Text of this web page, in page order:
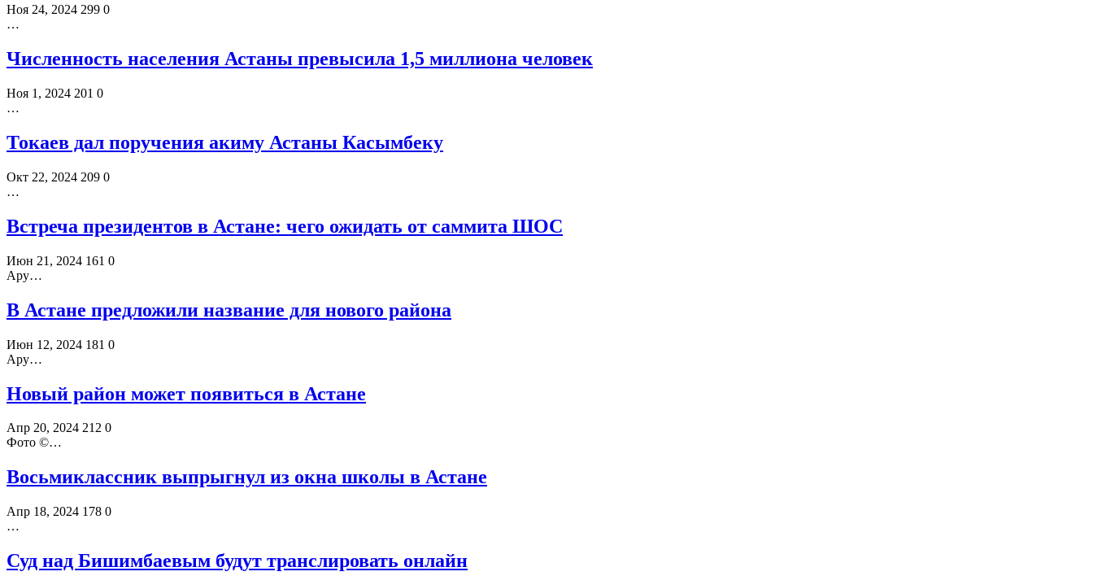
Ноя 24, 2024 299 0
…
Численность населения Астаны превысила 1,5 миллиона человек
Ноя 1, 2024 201 0
…
Токаев дал поручения акиму Астаны Касымбеку
Окт 22, 2024 209 0
…
Встреча президентов в Астане: чего ожидать от саммита ШОС
Июн 21, 2024 161 0
Ару…
В Астане предложили название для нового района
Июн 12, 2024 181 0
Ару…
Новый район может появиться в Астане
Апр 20, 2024 212 0
Фото ©️…
Восьмиклассник выпрыгнул из окна школы в Астане
Апр 18, 2024 178 0
…
Суд над Бишимбаевым будут транслировать онлайн